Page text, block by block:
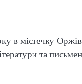
містечку Оржів
та